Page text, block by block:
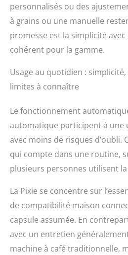
personnalisés ou des
à grains ou une manuelle
promesse est la simplicité
cohérent pour la gamme.
Usage au quotidien :
limites à connaître
Le fonctionnement
automatique participent à une
avec moins de risques d’oubli.
qui compte dans une routine,
plusieurs personnes utilisent
La Pixie se concentre sur
de compatibilité maison
capsule assumée. En
avec un entretien
machine à café traditionnelle,